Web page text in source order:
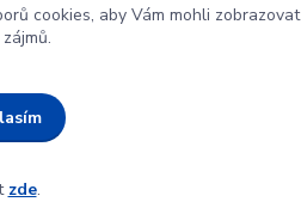
cookies, aby Vám mohli zobrazovat
zde.